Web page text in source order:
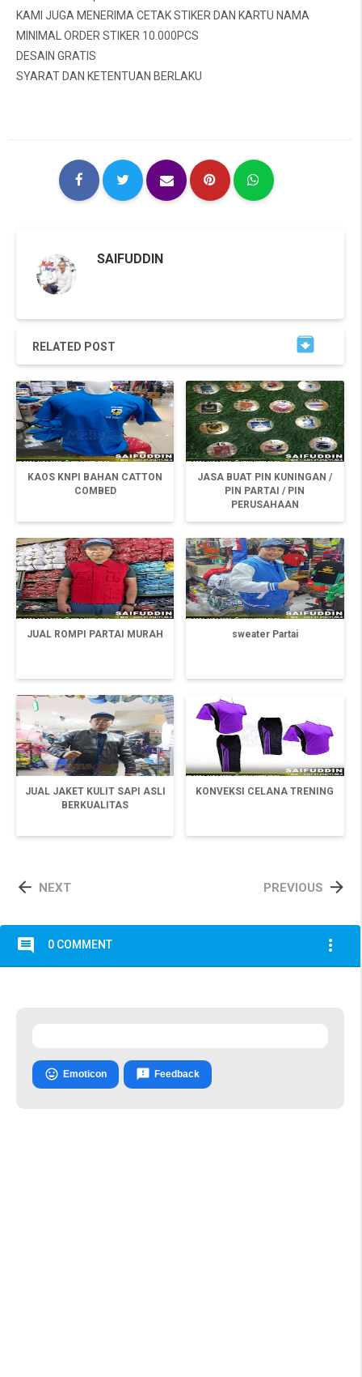
KAMI JUGA MENERIMA CETAK STIKER DAN KARTU NAMA
MINIMAL ORDER STIKER 10.000PCS
DESAIN GRATIS
SYARAT DAN KETENTUAN BERLAKU
SAIFUDDIN

RELATED POST
KAOS KNPI BAHAN CATTON
COMBED
JASA BUAT PIN KUNINGAN /
PIN PARTAI / PIN
PERUSAHAAN
JUAL ROMPI PARTAI MURAH sweater Partai
JUAL JAKET KULIT SAPI ASLI
BERKUALITAS
KONVEKSI CELANA TRENING
 NEXT 
PREVIOUS
comment 0 COMMENT more_vert
 Emoticon  Feedback